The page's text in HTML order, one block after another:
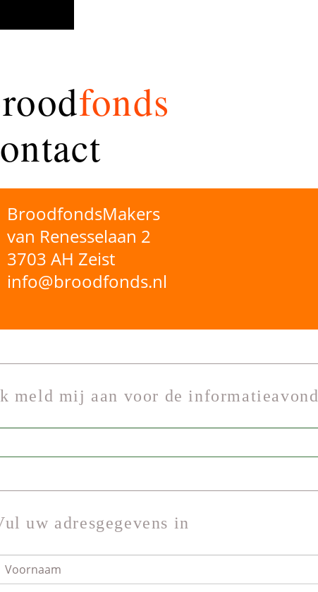
fonds
BroodfondsMakers
van Renesselaan 2
3703 AH Zeist
info@broodfonds.nl
meld mij aan voor de informatieavond
uw adresgegevens in